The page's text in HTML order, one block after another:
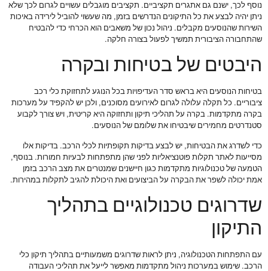
נוסף לכך, ישנם גם אתגרים תקציביים. תקציבים מוגבלים עשויים לגרום לכך שלא
ניתן יהיה לבצע את כל התיקונים הנדרשים בזמן, מה שעשוי להוביל לירידה באיכות
השירות שהנוסעים מקבלים. ניהול נכון של משאבים הוא הכרחי כדי להבטיח
שהתחבורה הציבורית תמשיך לפעול בצורה חלקה.
היבטים של בטיחות ובקרה
בטיחות הנוסעים היא בראש סדר העדיפויות בכל הנוגע לתחזוקת כלי רכב
ציבוריים. כל תקלה עלולה לגרום לאירועים מסוכנים, ולכן יש להקפיד על מערכות
בקרה מתקדמות. בקרה על תהליכי תיקון ותחזוקה היא קריטית, ויש צורך לקבוע
סטנדרטים מחמירים שיבטיחו את שלומם של הנוסעים.
כדי לשדרג את הבטיחות, יש לבצע בדיקות תקופתיות לכלי הרכב. בדיקות אלו
מסייעות לאתר תקלות פוטנציאליות לפני שהן מתפתחות לבעיות חמורות. בנוסף,
הטמעה של טכנולוגיות מתקדמות כגון חיישנים שמנטרים את מצב הרכב בזמן
אמת יכולה לשפר את הבקרה על הביצועים ואת היכולת להגיב לתקלות במהירות.
שדרוגים טכנולוגיים בתהליך
התיקון
עם התפתחות הטכנולוגיה, ניתן לראות שדרוגים משמעותיים בתהליך תיקון כלי
הרכב. שימוש במערכות ניהול מתקדמות מאפשר לייעל את תהליכי העבודה